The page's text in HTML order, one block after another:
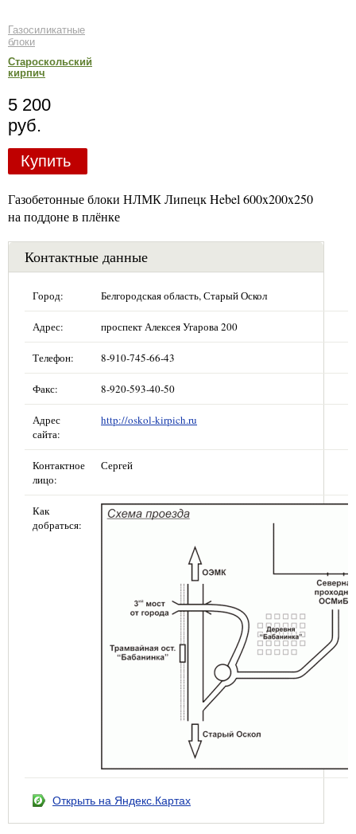
Газосиликатные
блоки
Староскольский
кирпич
5 200
руб.
Купить
Газобетонные блоки НЛМК Липецк Hebel 600x200x250
на поддоне в плёнке
Контактные данные
Город: Белгородская область, Старый Оскол
Адрес: проспект Алексея Угарова 200
Телефон: 8-910-745-66-43
Факс: 8-920-593-40-50
Адрес
сайта:
http://oskol-kirpich.ru
Контактное
лицо:
Сергей
Как
добраться:
Открыть на Яндекс.Картах